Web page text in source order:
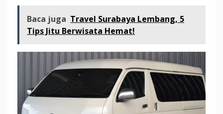
Baca juga Travel Surabaya Lembang, 5
Tips Jitu Berwisata Hemat!